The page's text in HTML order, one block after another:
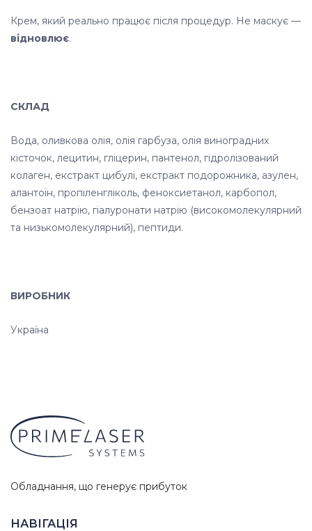
Крем, який реально працює після процедур. Не маскує —
відновлює.
СКЛАД
Вода, оливкова олія, олія гарбуза, олія виноградних
кісточок, лецитин, гліцерин, пантенол, гідролізований
колаген, екстракт цибулі, екстракт подорожника, азулен,
алантоїн, пропіленгліколь, феноксиетанол, карбопол,
бензоат натрію, гіалуронати натрію (високомолекулярний
та низькомолекулярний), пептиди.
ВИРОБНИК
Україна
Обладнання, що генерує прибуток
НАВІГАЦІЯ